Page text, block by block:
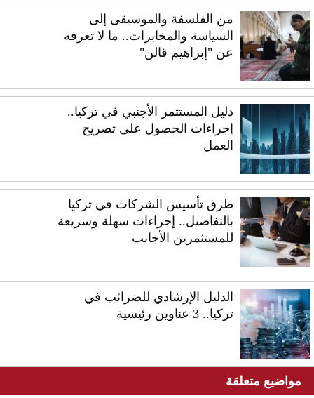
من الفلسفة والموسيقى إلى
السياسة والمخابرات.. ما لا تعرفه
عن "إبراهيم قالن"
دليل المستثمر الأجنبي في تركيا..
إجراءات الحصول على تصريح
العمل
طرق تأسيس الشركات في تركيا
بالتفاصيل.. إجراءات سهلة وسريعة
للمستثمرين الأجانب
الدليل الإرشادي للضرائب في
تركيا.. 3 عناوين رئيسية
مواضيع متعلقة